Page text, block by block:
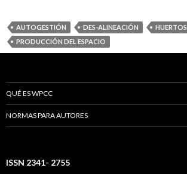
AUTOGESTIÓN DES-ALINEACIÓN
PRODUCCIÓN DEL ESPACIO
QUÉ ES WPCC
NORMAS PARA AUTORES
ISSN 2341- 2755